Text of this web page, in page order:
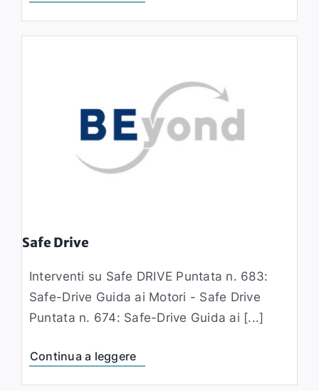
Safe Drive
Interventi su Safe DRIVE Puntata n. 683:
Safe-Drive Guida ai Motori - Safe Drive
Puntata n. 674: Safe-Drive Guida ai [...]
Continua a leggere